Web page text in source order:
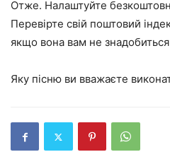
Отже. Налаштуйте
Перевірте свій поштовий
якщо вона вам не знадобиться
Яку пісню ви вважаєте